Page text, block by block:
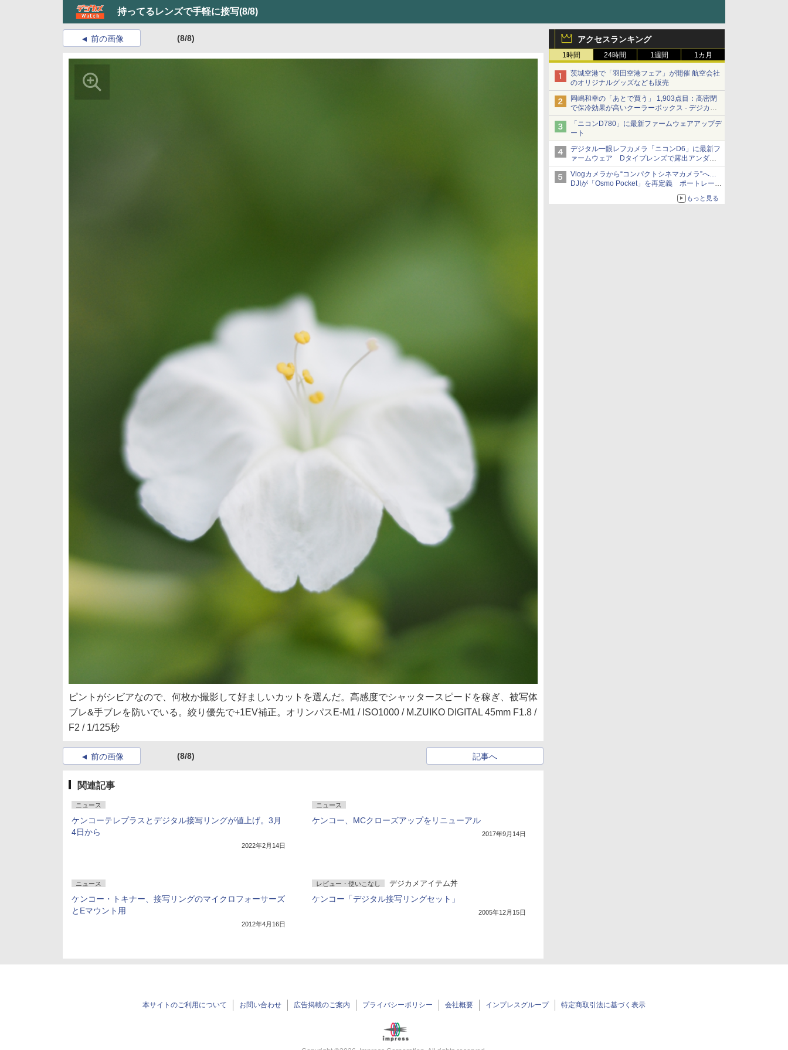
持ってるレンズで手軽に接写(8/8)
アクセスランキング
1時間 24時間 1週間 1カ月
茨城空港で「羽田空港フェア」が開催 航空会社
のオリジナルグッズなども販売
岡嶋和幸の「あとで買う」 1,903点目：高密閉
で保冷効果が高いクーラーボックス - デジカメ
Watch
「ニコンD780」に最新ファームウェアアップデ
ート
デジタル一眼レフカメラ「ニコンD6」に最新フ
ァームウェア Dタイプレンズで露出アンダー
になる現象の修正など
Vlogカメラから“コンパクトシネマカメラ”へ…
DJIが「Osmo Pocket」を再定義 ポートレート
もっと見る
前の画像 (8/8)
ピントがシビアなので、何枚か撮影して好ましいカットを選んだ。高感度でシャッタースピードを稼ぎ、被写体
ブレ&手ブレを防いでいる。絞り優先で+1EV補正。オリンパスE-M1 / ISO1000 / M.ZUIKO DIGITAL 45mm F1.8 /
F2 / 1/125秒
前の画像 (8/8) 記事へ
関連記事
ニュース
ケンコーテレプラスとデジタル接写リングが値上げ。3月
4日から
2022年2月14日
ニュース
ケンコー、MCクローズアップをリニューアル
2017年9月14日
ニュース
ケンコー・トキナー、接写リングのマイクロフォーサーズ
とEマウント用
2012年4月16日
レビュー・使いこなし デジカメアイテム丼
ケンコー「デジタル接写リングセット」
2005年12月15日
本サイトのご利用について お問い合わせ 広告掲載のご案内 プライバシーポリシー 会社概要 インプレスグループ 特定商取引法に基づく表示